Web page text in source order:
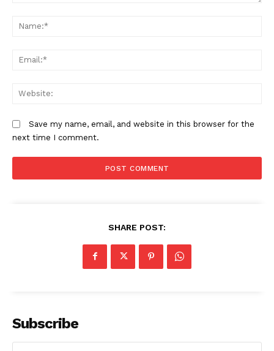
Save my name, email, and website in this browser for the
next time I comment.
SHARE POST:
Subscribe